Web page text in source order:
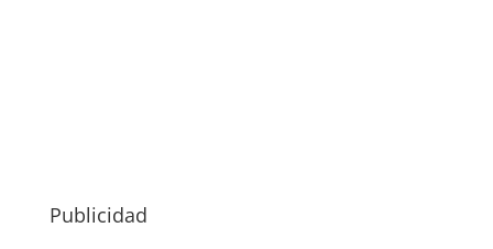
Publicidad